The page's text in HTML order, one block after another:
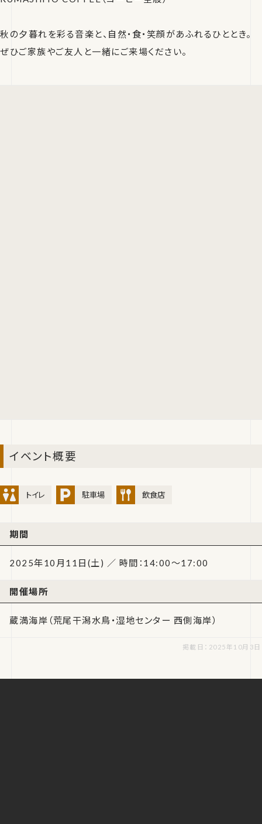
秋の夕暮れを彩る音楽と、自然・食・笑顔があふれるひととき。
ぜひご家族やご友人と一緒にご来場ください。
イベント概要
トイレ 駐車場 飲食店
期間
2025年10月11日(土) ／ 時間：14:00～17:00
開催場所
蔵満海岸（荒尾干潟水鳥・湿地センター 西側海岸）
掲載日：2025年10月3日